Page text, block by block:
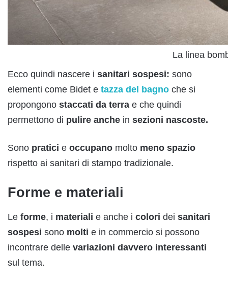
La linea
Ecco quindi nascere i sanitari sospesi: sono
elementi come Bidet e tazza del bagno che si
propongono staccati da terra e che quindi
permettono di pulire anche in sezioni nascoste.
Sono pratici e occupano molto meno spazio
rispetto ai sanitari di stampo tradizionale.
Forme e materiali
Le forme, i materiali e anche i colori dei sanitari
sospesi sono molti e in commercio si possono
incontrare delle variazioni davvero interessanti
sul tema.